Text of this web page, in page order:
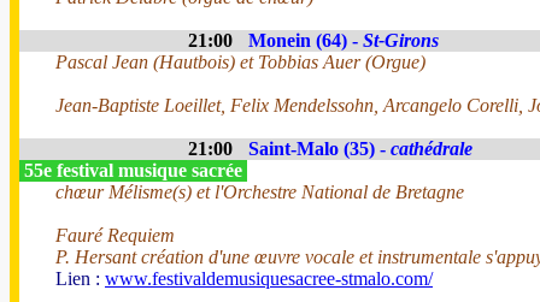
21:00 Monein (64) - St-Girons
Pascal Jean (Hautbois) et Tobbias Auer (Orgue)
Jean-Baptiste Loeillet, Felix Mendelssohn, Arcangelo Corelli,
21:00 Saint-Malo (35) - cathédrale
55e festival musique sacrée
chœur Mélisme(s) et l'Orchestre National de Bretagne
Fauré Requiem
P. Hersant création d'une œuvre vocale et instrumentale
Lien : www.festivaldemusiquesacree-stmalo.com/